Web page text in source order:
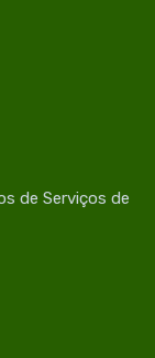
de Serviços de